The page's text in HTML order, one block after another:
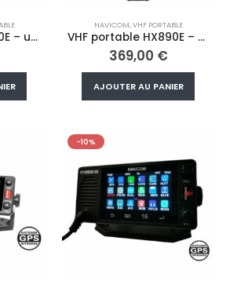
VHF portable HX40E – ultra compacte – étanche – 6W
NAVICOM,VHF PORTABLE
VHF portable HX890E – 6W – étanche – flottante – noire
369,00 €
AJOUTER AU PANIER
-10%